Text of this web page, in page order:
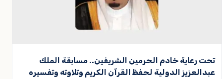
تحت رعاية خادم الحرمين الشريفين.. مسابقة الملك
عبدالعزيز الدولية لحفظ القرآن الكريم وتلاوته وتفسيره